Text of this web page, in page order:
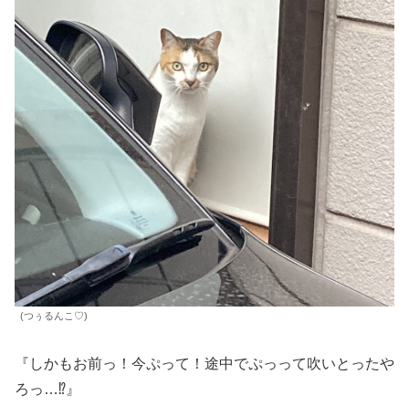
(つぅるんこ♡)
『しかもお前っ！今ぷって！途中でぷっって吹いとったや
ろっ…⁉︎』